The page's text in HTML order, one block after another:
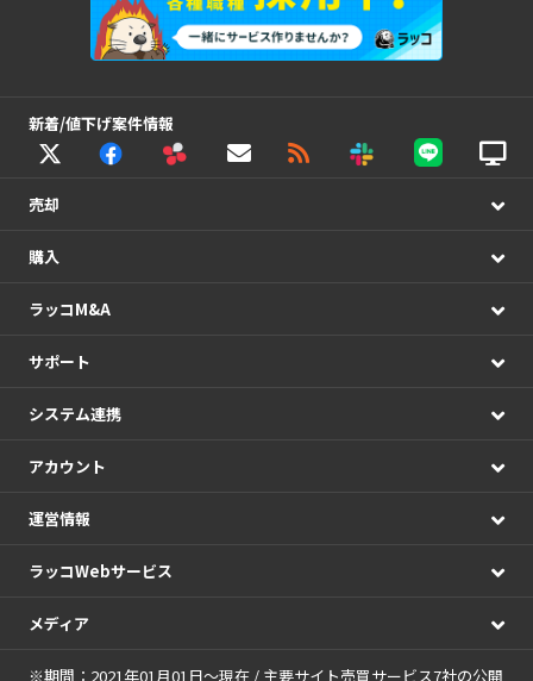
新着/値下げ案件情報
売却
購入
ラッコM&A
サポート
システム連携
アカウント
運営情報
ラッコWebサービス
メディア
※期間：2021年01月01日～現在 / 主要サイト売買サービス7社の公開